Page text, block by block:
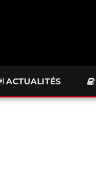
ACTUALITÉS